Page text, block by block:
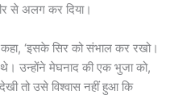
से अलग कर दिया।
‘इसके सिर को संभाल कर रखो।
उन्होंने मेघनाद की एक भुजा को,
तो उसे विश्वास नहीं हुआ कि